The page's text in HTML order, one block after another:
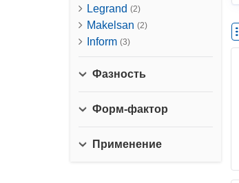
Legrand (2)
Makelsan (2)
Inform (3)
Фазность
Форм-фактор
Применение